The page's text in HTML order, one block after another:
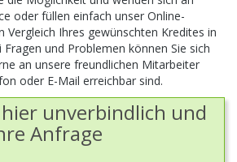
oder füllen einfach unser Online-
Vergleich Ihres gewünschten Kredites in
und Problemen können Sie sich
an unsere freundlichen Mitarbeiter
oder E-Mail erreichbar sind.
unverbindlich und
Anfrage